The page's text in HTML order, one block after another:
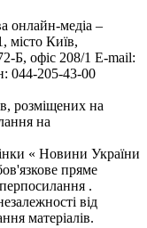
онлайн-медіа –
місто Київ,
офіс 208/1 E-mail:
044-205-43-00
розміщених на
на
« Новини України
пряме
.
від
матеріалів.